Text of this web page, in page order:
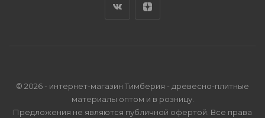
© 2026 - интернет-магазин Тимберия - древесно-плитные
материалы оптом и в розницу.
Предложения не являются публичной офертой. Все права